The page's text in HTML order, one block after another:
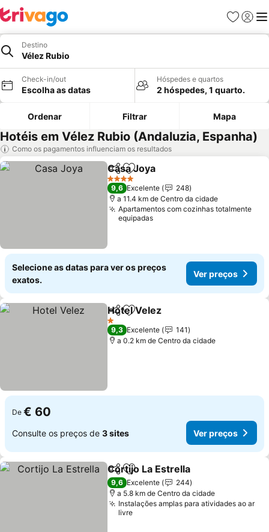
Favoritos
Iniciar
Destino
Vélez Rubio
Check-in/out
Escolha as datas
Hóspedes e quartos
2 hóspedes, 1 quarto.
Ordenar Filtrar Mapa
Hotéis em Vélez Rubio (Andaluzia, Espanha)
Como os pagamentos influenciam os resultados
PartilharAdicionar aos favoritos
Casa Joya
4 Estrelas
9,6 Excelente
248
a 11.4 km de Centro da cidade
Apartamentos com cozinhas totalmente
equipadas
Selecione as datas para ver os preços
exatos.
Ver preços
PartilharAdicionar aos favoritos
Hotel Velez
1 Estrelas
9,3 Excelente
141
a 0.2 km de Centro da cidade
De € 60
Consulte os preços de 3 sites Ver preços
PartilharAdicionar aos favoritos
Cortijo La Estrella
9,6 Excelente
244
a 5.8 km de Centro da cidade
Instalações amplas para atividades ao ar
livre